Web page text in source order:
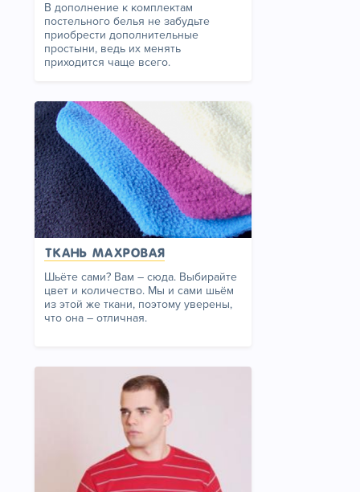
В дополнение к комплектам
постельного белья не забудьте
приобрести дополнительные
простыни, ведь их менять
приходится чаще всего.
Ткань махровая
Шьёте сами? Вам – сюда. Выбирайте
цвет и количество. Мы и сами шьём
из этой же ткани, поэтому уверены,
что она – отличная.